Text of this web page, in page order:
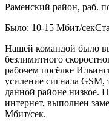
Раменский район, раб.
Было: 10-15 Мбит/сек
Нашей командой было
безлимитного
рабочем посёлке
усиление сигнала GSM,
данной районе низкое.
интернет, выполнен
Мбит/сек.